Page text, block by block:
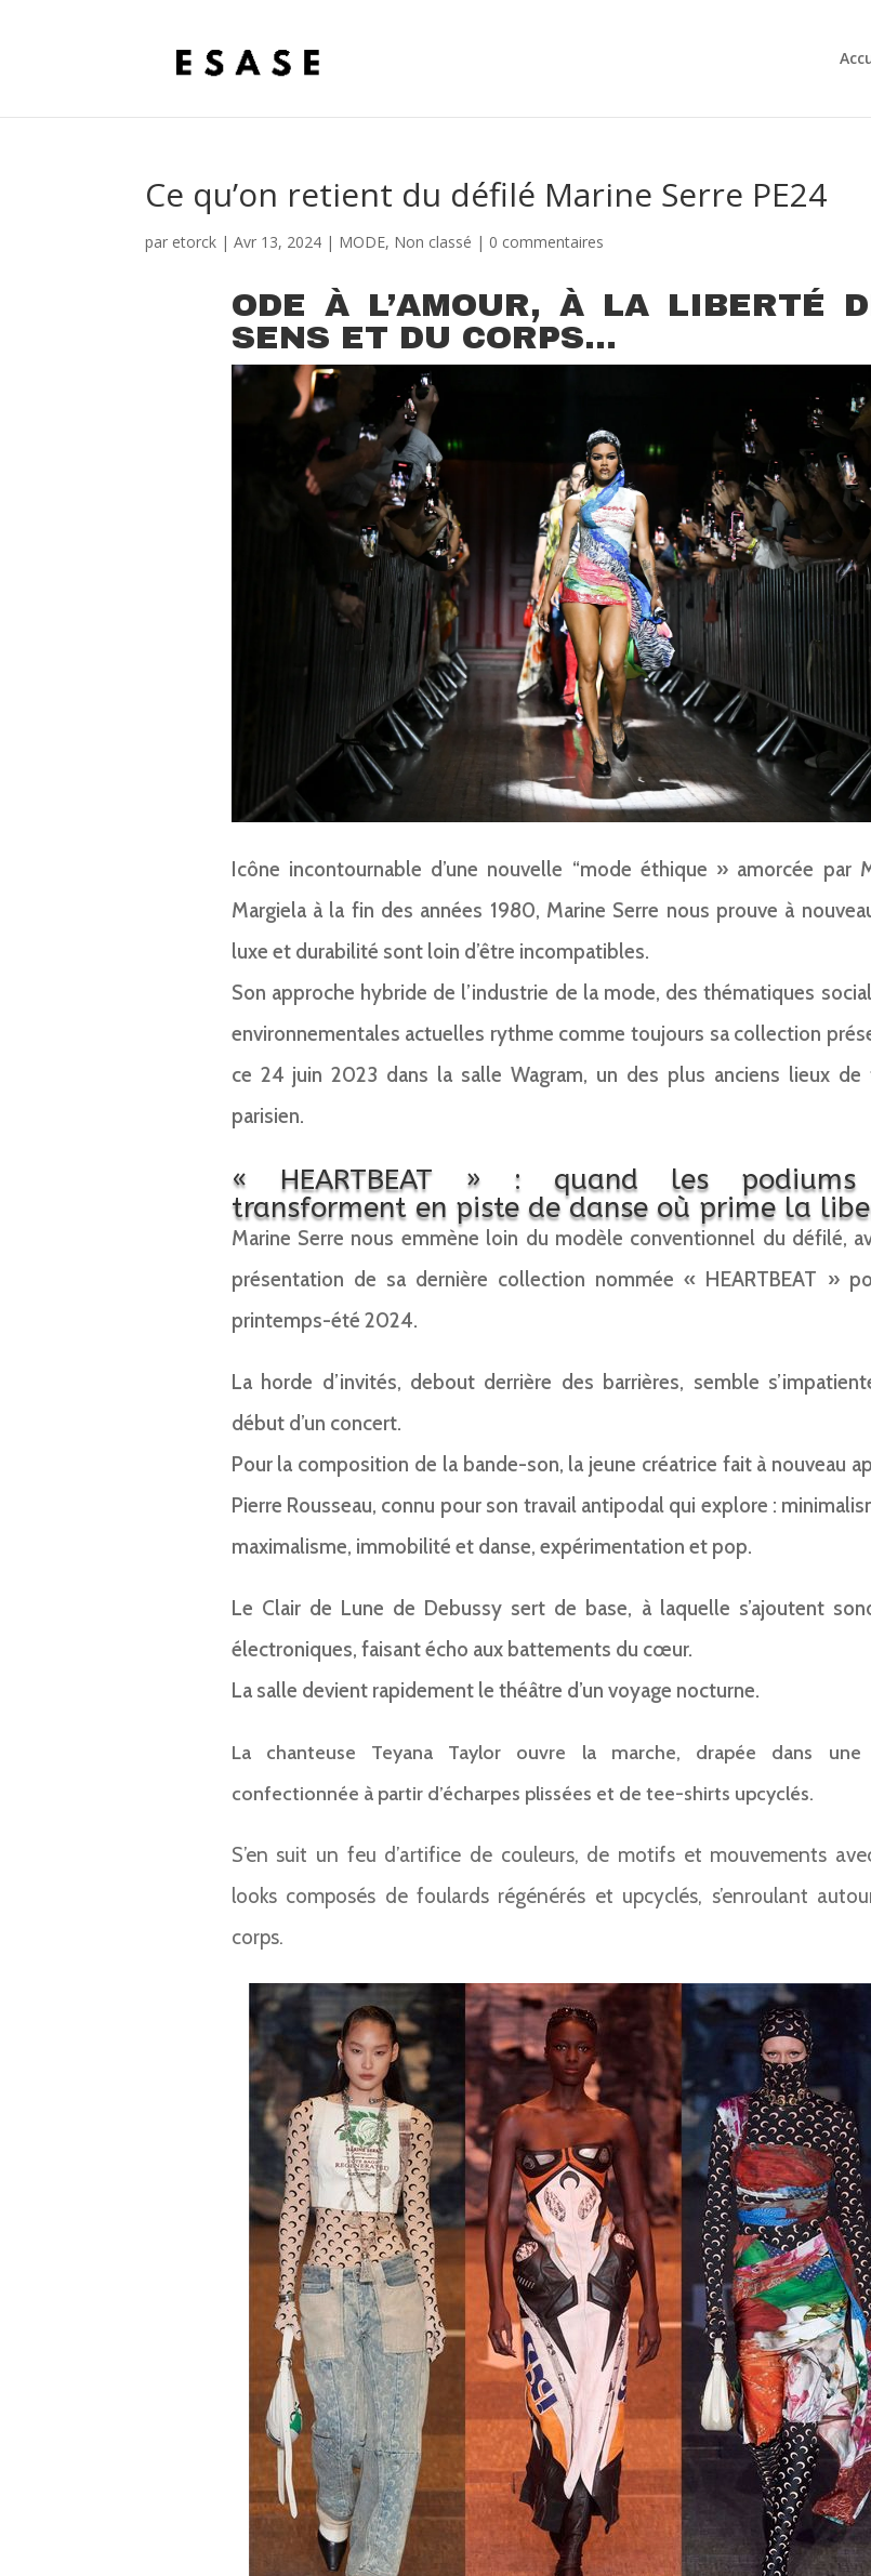
Ce qu’on retient du défilé Marine Serre PE24
par etorck |Avr 13, 2024 | MODE, Non classé | 0 commentaires
ODE À L’AMOUR, À LA LIBERTÉ
SENS ET DU CORPS…
Icône incontournable d’une nouvelle “mode éthique » amorcée par
Margiela à la fin des années 1980, Marine Serre nous prouve à
luxe et durabilité sont loin d’être incompatibles.
Son approche hybride de l’industrie de la mode, des thématiques
environnementales actuelles rythme comme toujours sa collection
ce 24 juin 2023 dans la salle Wagram, un des plus anciens lieux de
parisien.
« HEARTBEAT » : quand les
transforment en piste de danse où prime la
Marine Serre nous emmène loin du modèle conventionnel du défilé,
présentation de sa dernière collection nommée « HEARTBEAT »
printemps-été 2024.
La horde d’invités, debout derrière des barrières, semble
début d’un concert.
Pour la composition de la bande-son, la jeune créatrice fait à nouveau
Pierre Rousseau, connu pour son travail antipodal qui explore :
maximalisme, immobilité et danse, expérimentation et pop.
Le Clair de Lune de Debussy sert de base, à laquelle s’ajoutent
électroniques, faisant écho aux battements du cœur.
La salle devient rapidement le théâtre d’un voyage nocturne.
La chanteuse Teyana Taylor ouvre la marche, drapée dans une
confectionnée à partir d’écharpes plissées et de tee-shirts upcyclés.
S’en suit un feu d’artifice de couleurs, de motifs et mouvements
looks composés de foulards régénérés et upcyclés, s’enroulant
corps.